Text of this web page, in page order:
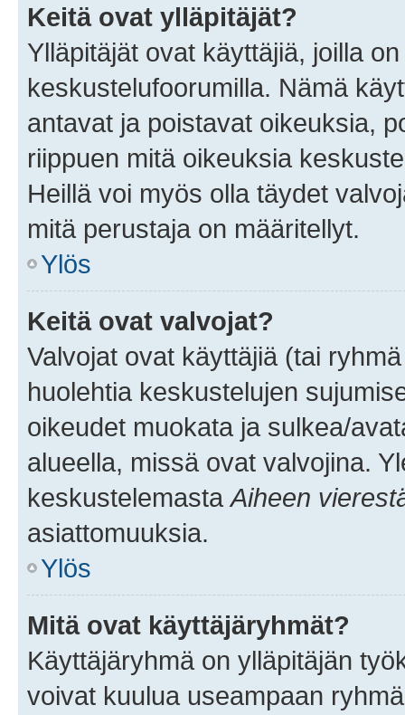
Keitä ovat ylläpitäjät?
Ylläpitäjät ovat käyttäjiä, joilla
keskustelufoorumilla. Nämä
antavat ja poistavat oikeuksia,
riippuen mitä oikeuksia
Heillä voi myös olla täydet
mitä perustaja on määritellyt.
Ylös
Keitä ovat valvojat?
Valvojat ovat käyttäjiä (tai
huolehtia keskustelujen
oikeudet muokata ja sulkea/
alueella, missä ovat valvojina.
keskustelemasta Aiheen
asiattomuuksia.
Ylös
Mitä ovat käyttäjäryhmät?
Käyttäjäryhmä on ylläpitäjän
voivat kuulua useampaan